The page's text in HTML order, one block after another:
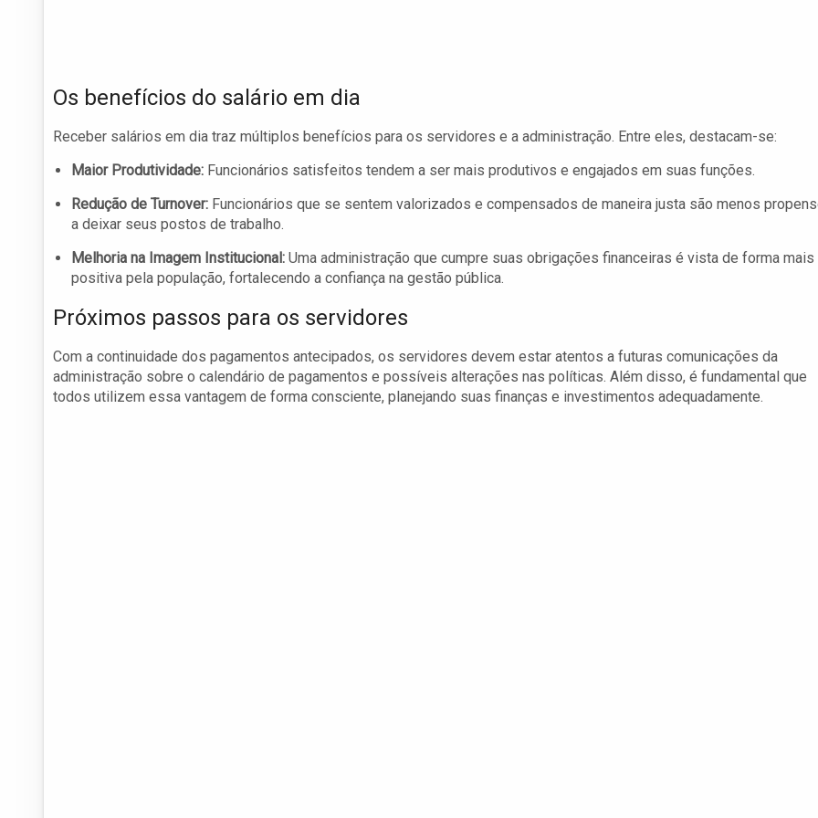
Os benefícios do salário em dia
Receber salários em dia traz múltiplos benefícios para os servidores e a administração. Entre eles, destacam-se:
Maior Produtividade: Funcionários satisfeitos tendem a ser mais produtivos e engajados em suas funções.
Redução de Turnover: Funcionários que se sentem valorizados e compensados de maneira justa são menos
a deixar seus postos de trabalho.
Melhoria na Imagem Institucional: Uma administração que cumpre suas obrigações financeiras é vista de forma mais
positiva pela população, fortalecendo a confiança na gestão pública.
Próximos passos para os servidores
Com a continuidade dos pagamentos antecipados, os servidores devem estar atentos a futuras comunicações da
administração sobre o calendário de pagamentos e possíveis alterações nas políticas. Além disso, é fundamental que
todos utilizem essa vantagem de forma consciente, planejando suas finanças e investimentos adequadamente.